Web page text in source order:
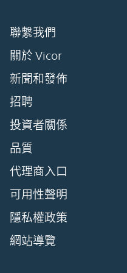
聯繫我們
關於 Vicor
新聞和發佈
招聘
投資者關係
品質
代理商入口
可用性聲明
隱私權政策
網站導覽